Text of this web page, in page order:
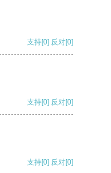
支持[0] 反对[0]
支持[0] 反对[0]
支持[0] 反对[0]